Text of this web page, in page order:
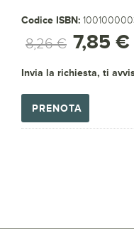
Codice ISBN:
8,26 € 7,85 €
Invia la richiesta, ti
PRENOTA